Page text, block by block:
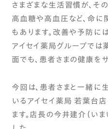
さまざまな生活習慣が、そ
高血糖や高血圧など、命に
もあります。改善や予防に
アイセイ薬局グループでは
面でも、患者さまの健康をサ
今回は、患者さまと一緒に
いるアイセイ薬局 若葉台店
ます。店長の今井建介（い